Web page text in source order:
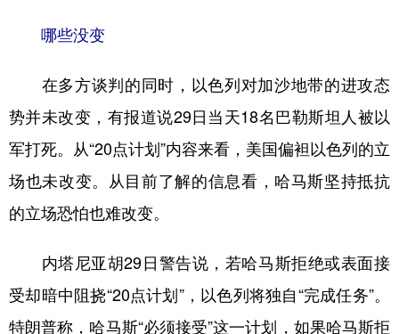
哪些没变
在多方谈判的同时，以色列对加沙地带的进攻态
势并未改变，有报道说29日当天18名巴勒斯坦人被以
军打死。从“20点计划”内容来看，美国偏袒以色列的立
场也未改变。从目前了解的信息看，哈马斯坚持抵抗
的立场恐怕也难改变。
内塔尼亚胡29日警告说，若哈马斯拒绝或表面接
受却暗中阻挠“20点计划”，以色列将独自“完成任务”。
特朗普称，哈马斯“必须接受”这一计划，如果哈马斯拒